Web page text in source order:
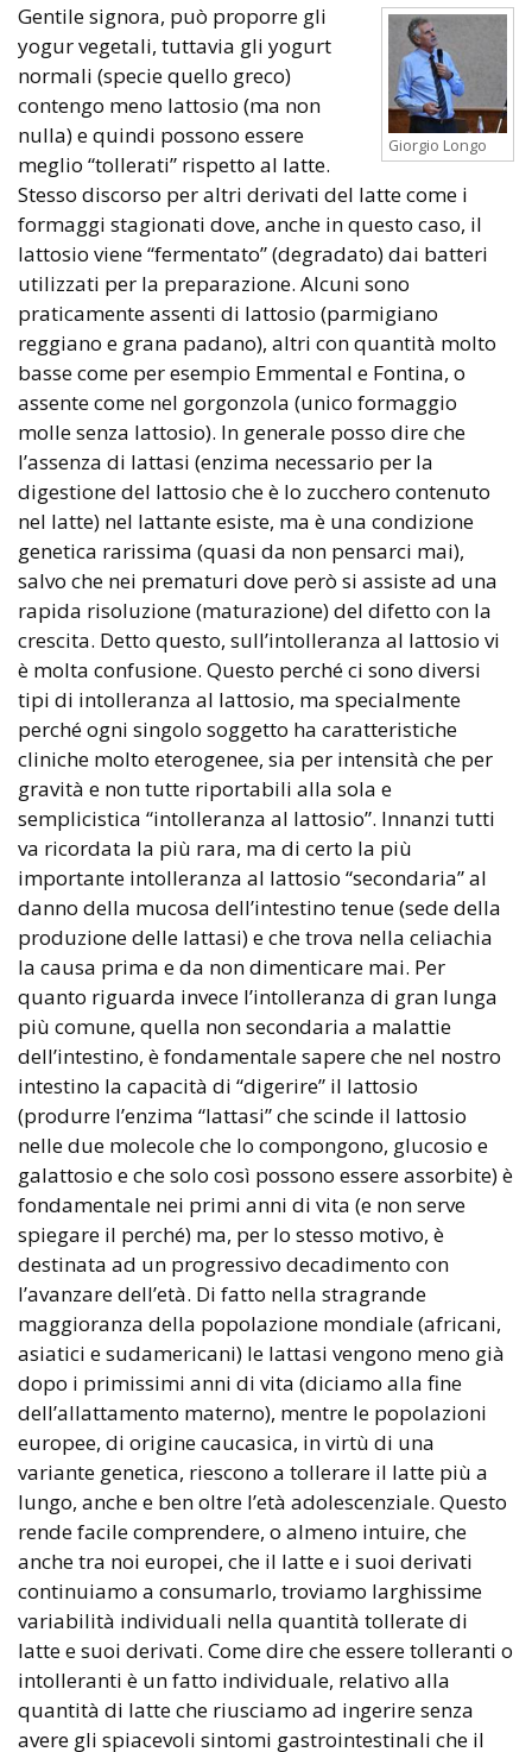
Giorgio Longo
Gentile signora, può proporre gli
yogur vegetali, tuttavia gli yogurt
normali (specie quello greco)
contengo meno lattosio (ma non
nulla) e quindi possono essere
meglio “tollerati” rispetto al latte.
Stesso discorso per altri derivati del latte come i
formaggi stagionati dove, anche in questo caso, il
lattosio viene “fermentato” (degradato) dai batteri
utilizzati per la preparazione. Alcuni sono
praticamente assenti di lattosio (parmigiano
reggiano e grana padano), altri con quantità molto
basse come per esempio Emmental e Fontina, o
assente come nel gorgonzola (unico formaggio
molle senza lattosio). In generale posso dire che
l’assenza di lattasi (enzima necessario per la
digestione del lattosio che è lo zucchero contenuto
nel latte) nel lattante esiste, ma è una condizione
genetica rarissima (quasi da non pensarci mai),
salvo che nei prematuri dove però si assiste ad una
rapida risoluzione (maturazione) del difetto con la
crescita. Detto questo, sull’intolleranza al lattosio vi
è molta confusione. Questo perché ci sono diversi
tipi di intolleranza al lattosio, ma specialmente
perché ogni singolo soggetto ha caratteristiche
cliniche molto eterogenee, sia per intensità che per
gravità e non tutte riportabili alla sola e
semplicistica “intolleranza al lattosio”. Innanzi tutti
va ricordata la più rara, ma di certo la più
importante intolleranza al lattosio “secondaria” al
danno della mucosa dell’intestino tenue (sede della
produzione delle lattasi) e che trova nella celiachia
la causa prima e da non dimenticare mai. Per
quanto riguarda invece l’intolleranza di gran lunga
più comune, quella non secondaria a malattie
dell’intestino, è fondamentale sapere che nel nostro
intestino la capacità di “digerire” il lattosio
(produrre l’enzima “lattasi” che scinde il lattosio
nelle due molecole che lo compongono, glucosio e
galattosio e che solo così possono essere assorbite) è
fondamentale nei primi anni di vita (e non serve
spiegare il perché) ma, per lo stesso motivo, è
destinata ad un progressivo decadimento con
l’avanzare dell’età. Di fatto nella stragrande
maggioranza della popolazione mondiale (africani,
asiatici e sudamericani) le lattasi vengono meno già
dopo i primissimi anni di vita (diciamo alla fine
dell’allattamento materno), mentre le popolazioni
europee, di origine caucasica, in virtù di una
variante genetica, riescono a tollerare il latte più a
lungo, anche e ben oltre l’età adolescenziale. Questo
rende facile comprendere, o almeno intuire, che
anche tra noi europei, che il latte e i suoi derivati
continuiamo a consumarlo, troviamo larghissime
variabilità individuali nella quantità tollerate di
latte e suoi derivati. Come dire che essere tolleranti o
intolleranti è un fatto individuale, relativo alla
quantità di latte che riusciamo ad ingerire senza
avere gli spiacevoli sintomi gastrointestinali che il